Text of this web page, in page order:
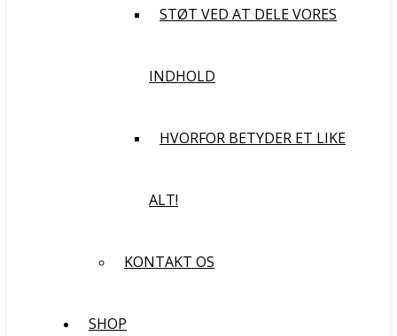
STØT VED AT DELE VORES
INDHOLD
HVORFOR BETYDER ET LIKE
ALT!
KONTAKT OS
SHOP